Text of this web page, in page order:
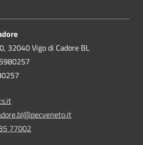
32040 Vigo di Cadore BL
77002